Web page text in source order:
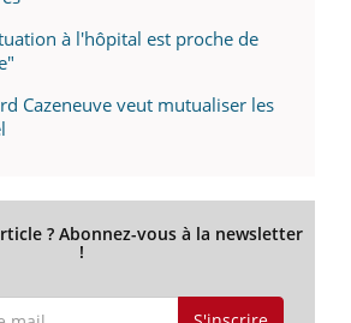
à l'hôpital est proche de
Cazeneuve veut mutualiser les
? Abonnez-vous à la newsletter
!